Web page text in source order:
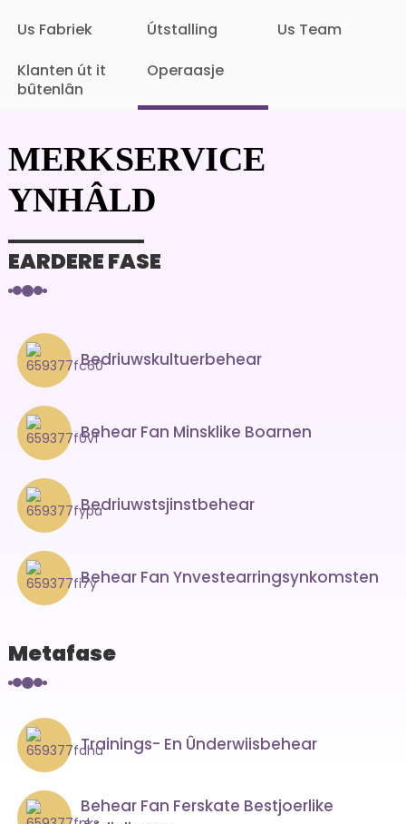
Us Fabriek
Útstalling
Us Team
Klanten út it
bûtenlân
Operaasje
MERKSERVICE
YNHÂLD
EARDERE FASE
Bedriuwskultuerbehear
Behear Fan Minsklike Boarnen
Bedriuwstsjinstbehear
Behear Fan Ynvestearringsynkomsten
Metafase
Trainings- En Ûnderwiisbehear
Behear Fan Ferskate Bestjoerlike